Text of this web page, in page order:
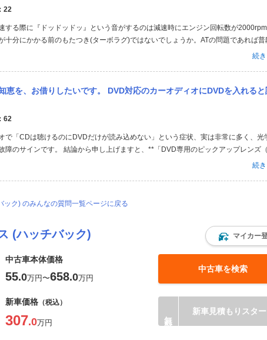
22
する際に『ドッドッドッ』という音がするのは減速時にエンジン回転数が
十分にかかる前のもたつき(ターボラグ)ではないでしょうか。ATの問題であれば普
す。 あと吸気系でエアーフィルターの交換、エアーフローセンサやスロットルバ
続
対応のカーオディオにDVDを入れると読み込み出来ません DVD10枚近く再生かけましたが読み込みませんでした。 家のプレーヤー、他の
62
で「CDは聴けるのにDVDだけが読み込めない」という症状、実は非常に多く、光
障のサインです。 結論から申し上げますと、**「DVD専用のピックアップレンズ
である可能性が極めて高いです。 以下に詳しく解説と、試せる対策をまとめました
続
ック) のみんなの質問一覧ページに戻る
(ハッチバック) マイカー
中古車本体価格
55.0万円〜658.0万円
中古車を検索
新車価格 （税込）
307.0万円
新車見積もりスター